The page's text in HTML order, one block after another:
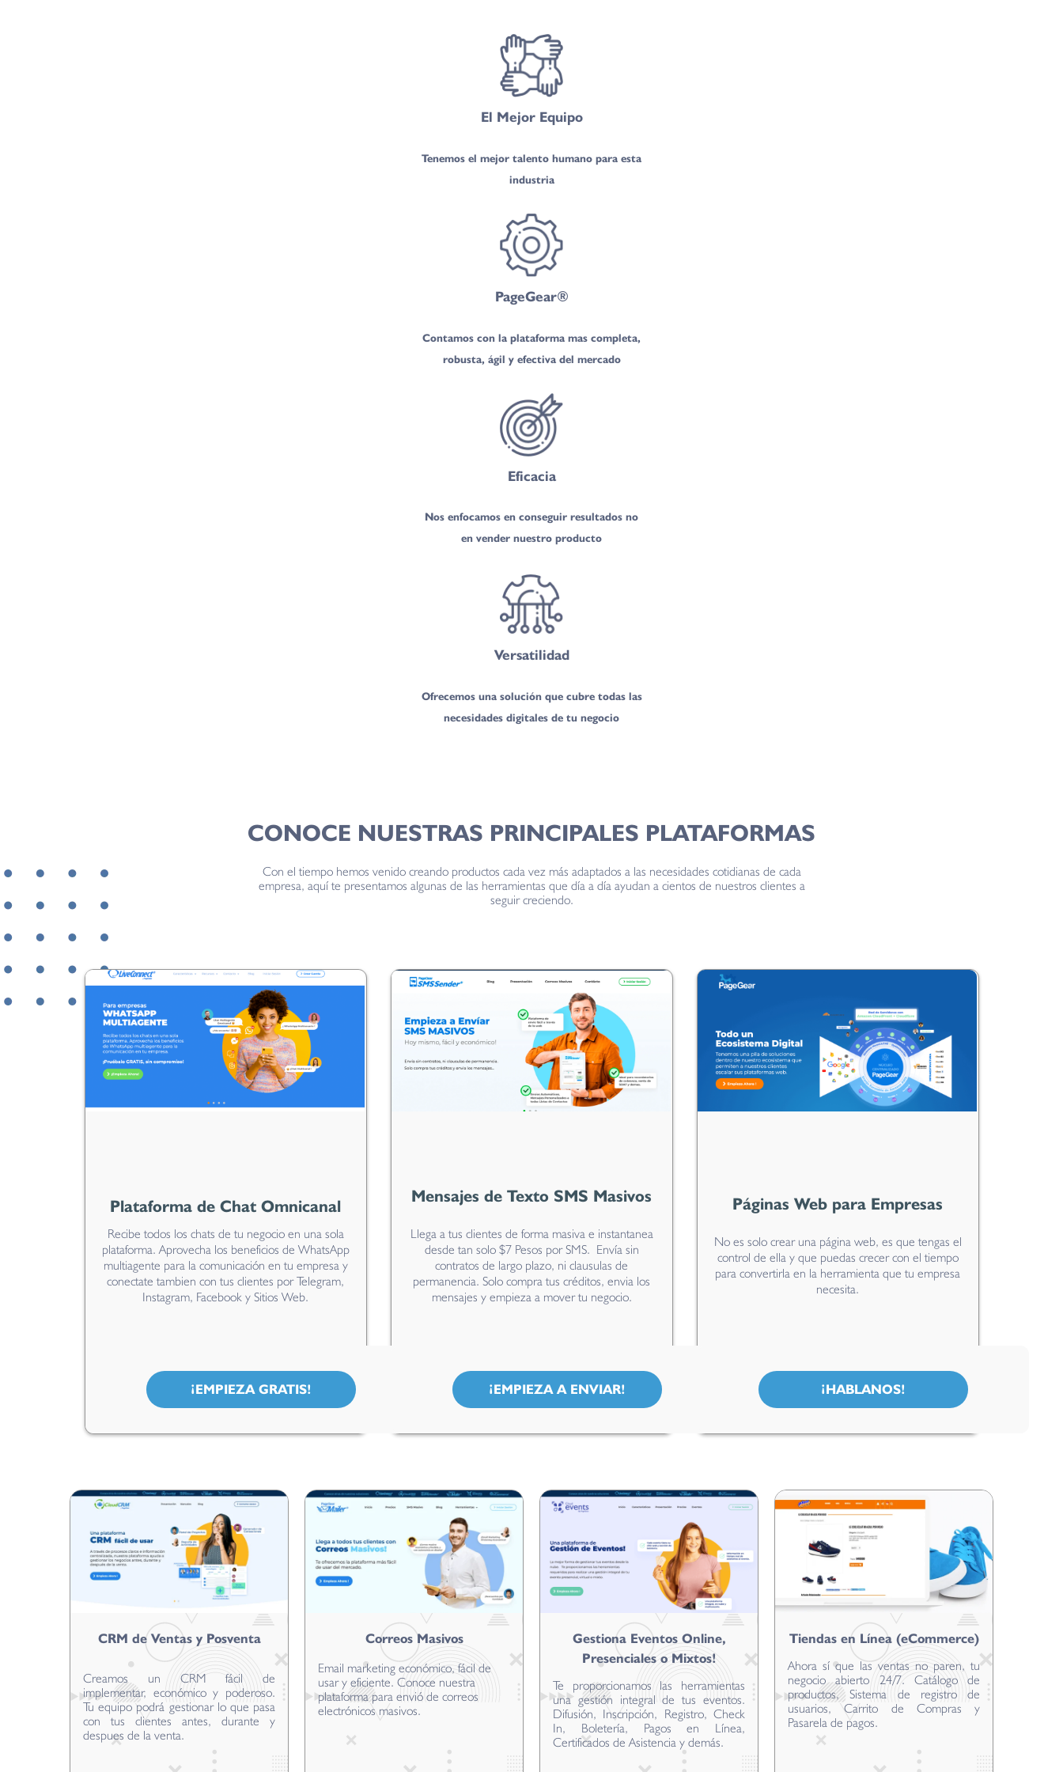
El Mejor Equipo
Tenemos el mejor talento humano para esta
industria
PageGear®
Contamos con la plataforma mas completa,
robusta, ágil y efectiva del mercado
Eficacia
Nos enfocamos en conseguir resultados no
en vender nuestro producto
Versatilidad
Ofrecemos una solución que cubre todas las
necesidades digitales de tu negocio
CONOCE NUESTRAS PRINCIPALES PLATAFORMAS
Con el tiempo hemos venido creando productos cada vez más adaptados a las necesidades cotidianas de cada
empresa, aquí te presentamos algunas de las herramientas que día a día ayudan a cientos de nuestros clientes a
seguir creciendo.
Plataforma de Chat Omnicanal
Recibe todos los chats de tu negocio en una sola
plataforma. Aprovecha los beneficios de WhatsApp
multiagente para la comunicación en tu empresa y
conectate tambien con tus clientes por Telegram,
Instagram, Facebook y Sitios Web.
¡EMPIEZA GRATIS!
Mensajes de Texto SMS Masivos
Llega a tus clientes de forma masiva e instantanea
desde tan solo $7 Pesos por SMS. Envía sin
contratos de largo plazo, ni clausulas de
permanencia. Solo compra tus créditos, envia los
mensajes y empieza a mover tu negocio.
¡EMPIEZA A ENVIAR!
Páginas Web para Empresas
No es solo crear una página web, es que tengas el
control de ella y que puedas crecer con el tiempo
para convertirla en la herramienta que tu empresa
necesita.
¡HABLANOS!
CRM de Ventas y Posventa
Creamos un CRM fácil de
implementar, económico y poderoso.
Tu equipo podrá gestionar lo que pasa
con tus clientes antes, durante y
despues de la venta.
Correos Masivos
Email marketing económico, fácil de
usar y eficiente. Conoce nuestra
plataforma para envió de correos
electrónicos masivos.
Gestiona Eventos Online,
Presenciales o Mixtos!
Te proporcionamos las herramientas
una gestión integral de tus eventos.
Difusión, Inscripción, Registro, Check
In, Boletería, Pagos en Línea,
Certificados de Asistencia y demás.
Tiendas en Línea (eCommerce)
Ahora sí que las ventas no paren, tu
negocio abierto 24/7. Catálogo de
productos, Sistema de registro de
usuarios, Carrito de Compras y
Pasarela de pagos.